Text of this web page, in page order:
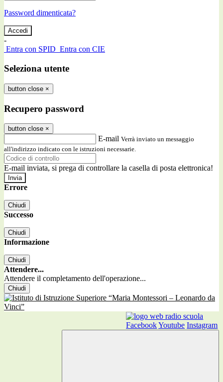
Password dimenticata?
-
Entra con SPID Entra con CIE
Seleziona utente
button close ×
Recupero password
button close ×
E-mail Verrà inviato un messaggio
all'indirizzo indicato con le istruzioni necessarie.
E-mail inviata, si prega di controllare la casella di posta elettronica!
Errore
Chiudi
Successo
Chiudi
Informazione
Chiudi
Attendere...
Attendere il completamento dell'operazione...
Chiudi
FacebookYoutube Instagram